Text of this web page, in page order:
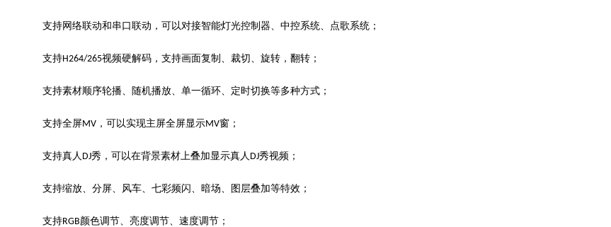
支持网络联动和串口联动，可以对接智能灯光控制器、中控系统、点歌系统；
支持H264/265视频硬解码，支持画面复制、裁切、旋转，翻转；
支持素材顺序轮播、随机播放、单一循环、定时切换等多种方式；
支持全屏MV，可以实现主屏全屏显示MV窗；
支持真人DJ秀，可以在背景素材上叠加显示真人DJ秀视频；
支持缩放、分屏、风车、七彩频闪、暗场、图层叠加等特效；
支持RGB颜色调节、亮度调节、速度调节；